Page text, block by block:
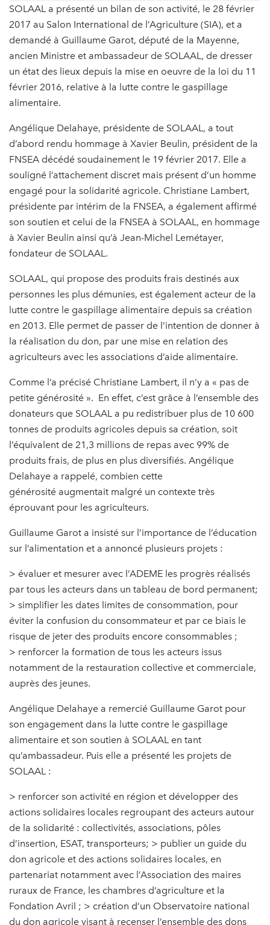
SOLAAL a présenté un bilan de son activité, le 28 février
2017 au Salon International de l’Agriculture (SIA), et a
demandé à Guillaume Garot, député de la Mayenne,
ancien Ministre et ambassadeur de SOLAAL, de dresser
un état des lieux depuis la mise en oeuvre de la loi du 11
février 2016, relative à la lutte contre le gaspillage
alimentaire.
Angélique Delahaye, présidente de SOLAAL, a tout
d’abord rendu hommage à Xavier Beulin, président de la
FNSEA décédé soudainement le 19 février 2017. Elle a
souligné l’attachement discret mais présent d’un homme
engagé pour la solidarité agricole. Christiane Lambert,
présidente par intérim de la FNSEA, a également affirmé
son soutien et celui de la FNSEA à SOLAAL, en hommage
à Xavier Beulin ainsi qu’à Jean-Michel Lemétayer,
fondateur de SOLAAL.
SOLAAL, qui propose des produits frais destinés aux
personnes les plus démunies, est également acteur de la
lutte contre le gaspillage alimentaire depuis sa création
en 2013. Elle permet de passer de l’intention de donner à
la réalisation du don, par une mise en relation des
agriculteurs avec les associations d’aide alimentaire.
Comme l’a précisé Christiane Lambert, il n’y a « pas de
petite générosité ». En effet, c’est grâce à l’ensemble des
donateurs que SOLAAL a pu redistribuer plus de 10 600
tonnes de produits agricoles depuis sa création, soit
l’équivalent de 21,3 millions de repas avec 99% de
produits frais, de plus en plus diversifiés. Angélique
Delahaye a rappelé, combien cette
générosité augmentait malgré un contexte très
éprouvant pour les agriculteurs.
Guillaume Garot a insisté sur l’importance de l’éducation
sur l’alimentation et a annoncé plusieurs projets :
> évaluer et mesurer avec l’ADEME les progrès réalisés
par tous les acteurs dans un tableau de bord permanent;
> simplifier les dates limites de consommation, pour
éviter la confusion du consommateur et par ce biais le
risque de jeter des produits encore consommables ;
> renforcer la formation de tous les acteurs issus
notamment de la restauration collective et commerciale,
auprès des jeunes.
Angélique Delahaye a remercié Guillaume Garot pour
son engagement dans la lutte contre le gaspillage
alimentaire et son soutien à SOLAAL en tant
qu’ambassadeur. Puis elle a présenté les projets de
SOLAAL :
> renforcer son activité en région et développer des
actions solidaires locales regroupant des acteurs autour
de la solidarité : collectivités, associations, pôles
d’insertion, ESAT, transporteurs; > publier un guide du
don agricole et des actions solidaires locales, en
partenariat notamment avec l’Association des maires
ruraux de France, les chambres d’agriculture et la
Fondation Avril ; > création d’un Observatoire national
du don agricole visant à recenser l’ensemble des dons